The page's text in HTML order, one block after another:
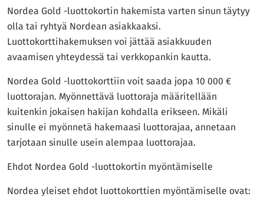
Nordea Gold -luottokortin hakemista varten sinun täytyy
olla tai ryhtyä Nordean asiakkaaksi.
Luottokorttihakemuksen voi jättää asiakkuuden
avaamisen yhteydessä tai verkkopankin kautta.
Nordea Gold -luottokorttiin voit saada jopa 10 000 €
luottorajan. Myönnettävä luottoraja määritellään
kuitenkin jokaisen hakijan kohdalla erikseen. Mikäli
sinulle ei myönnetä hakemaasi luottorajaa, annetaan
tarjotaan sinulle usein alempaa luottorajaa.
Ehdot Nordea Gold -luottokortin myöntämiselle
Nordea yleiset ehdot luottokorttien myöntämiselle ovat: